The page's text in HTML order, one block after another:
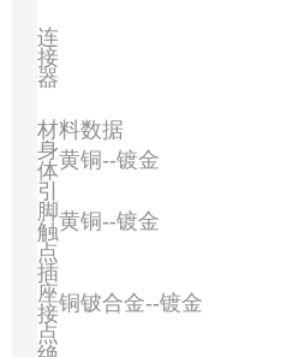
连
接
器
材料数据
身
体黄铜--镀金
引
脚
触
点
黄铜--镀金
插
座
接
点
铜铍合金--镀金